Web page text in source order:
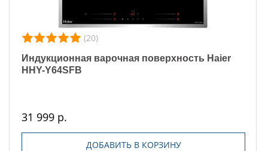
(20)
Индукционная варочная поверхность Haier
HHY-Y64SFB
31 999 р.
ДОБАВИТЬ В КОРЗИНУ